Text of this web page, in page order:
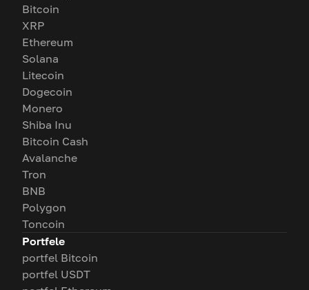
Bitcoin
XRP
Ethereum
Solana
Litecoin
Dogecoin
Monero
Shiba Inu
Bitcoin Cash
Avalanche
Tron
BNB
Polygon
Toncoin
Portfele
portfel Bitcoin
portfel USDT